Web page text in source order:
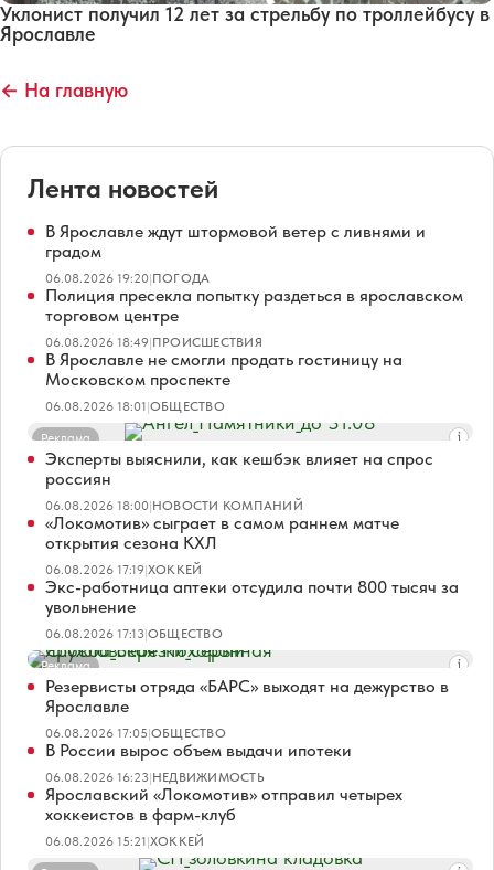
Уклонист получил 12 лет за стрельбу по троллейбусу в
Ярославле
← На главную
Лента новостей
В Ярославле ждут штормовой ветер с ливнями и
градом
06.08.2026 19:20|ПОГОДА
Полиция пресекла попытку раздеться в ярославском
торговом центре
06.08.2026 18:49|ПРОИСШЕСТВИЯ
В Ярославле не смогли продать гостиницу на
Московском проспекте
06.08.2026 18:01|ОБЩЕСТВО
Реклама
Эксперты выяснили, как кешбэк влияет на спрос
россиян
06.08.2026 18:00|НОВОСТИ КОМПАНИЙ
«Локомотив» сыграет в самом раннем матче
открытия сезона КХЛ
06.08.2026 17:19|ХОККЕЙ
Экс-работница аптеки отсудила почти 800 тысяч за
увольнение
06.08.2026 17:13|ОБЩЕСТВО
Реклама
Резервисты отряда «БАРС» выходят на дежурство в
Ярославле
06.08.2026 17:05|ОБЩЕСТВО
В России вырос объем выдачи ипотеки
06.08.2026 16:23|НЕДВИЖИМОСТЬ
Ярославский «Локомотив» отправил четырех
хоккеистов в фарм-клуб
06.08.2026 15:21|ХОККЕЙ